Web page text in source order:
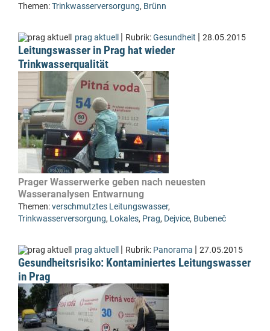
Themen:Trinkwasserversorgung, Brünn
prag aktuell | Rubrik:Gesundheit | 28.05.2015
Leitungswasser in Prag hat wieder
Trinkwasserqualität
Prager Wasserwerke geben nach neuesten
Wasseranalysen Entwarnung
Themen:verschmutztes Leitungswasser,
Trinkwasserversorgung, Lokales, Prag, Dejvice, Bubeneč
prag aktuell | Rubrik: Panorama | 27.05.2015
Gesundheitsrisiko: Kontaminiertes Leitungswasser
in Prag